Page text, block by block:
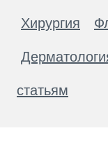
Хирургия
статьям